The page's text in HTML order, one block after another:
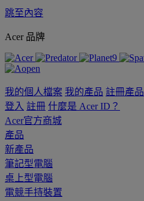
跳至內容
Acer 品牌
我的個人檔案 我的產品 註冊產品
登入 註冊 什麼是 Acer ID？
Acer官方商城
產品
新產品
筆記型電腦
桌上型電腦
電競手持裝置